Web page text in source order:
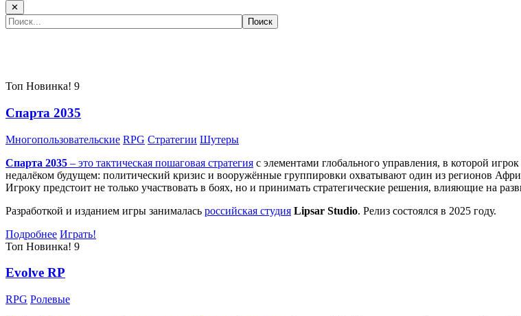
✕
Топ Новинка! 9
Спарта 2035
Многопользовательские RPG Стратегии Шутеры
Спарта 2035 – это тактическая пошаговая стратегия с элементами глобального управления, в которой
недалёком будущем: политический кризис и вооружённые группировки охватывают один из регионов
Игроку предстоит не только участвовать в боях, но и принимать стратегические решения, влияющие на
Разработкой и изданием игры занималась российская студия Lipsar Studio. Релиз состоялся в 2025 году.
Подробнее Играть!
Топ Новинка! 9
Evolve RP
RPG Ролевые